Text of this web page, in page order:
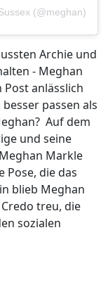
(@meghan)
Archie und
- Meghan
anlässlich
passen als
Auf dem
und seine
Markle
Pose, die das
blieb Meghan
treu, die
sozialen